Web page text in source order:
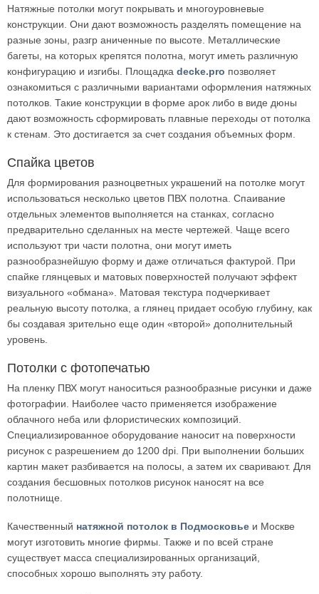
Натяжные потолки могут покрывать и многоуровневые
конструкции. Они дают возможность разделять помещение на
разные зоны, разгр аниченные по высоте. Металлические
багеты, на которых крепятся полотна, могут иметь различную
конфигурацию и изгибы. Площадка decke.pro позволяет
ознакомиться с различными вариантами оформления натяжных
потолков. Такие конструкции в форме арок либо в виде дюны
дают возможность сформировать плавные переходы от потолка
к стенам. Это достигается за счет создания объемных форм.
Спайка цветов
Для формирования разноцветных украшений на потолке могут
использоваться несколько цветов ПВХ полотна. Спаивание
отдельных элементов выполняется на станках, согласно
предварительно сделанных на месте чертежей. Чаще всего
используют три части полотна, они могут иметь
разнообразнейшую форму и даже отличаться фактурой. При
спайке глянцевых и матовых поверхностей получают эффект
визуального «обмана». Матовая текстура подчеркивает
реальную высоту потолка, а глянец придает особую глубину, как
бы создавая зрительно еще один «второй» дополнительный
уровень.
Потолки с фотопечатью
На пленку ПВХ могут наноситься разнообразные рисунки и даже
фотографии. Наиболее часто применяется изображение
облачного неба или флористических композиций.
Специализированное оборудование наносит на поверхности
рисунок с разрешением до 1200 dpi. При выполнении больших
картин макет разбивается на полосы, а затем их сваривают. Для
создания бесшовных потолков рисунок наносят на все
полотнище.
Качественный натяжной потолок в Подмосковье и Москве
могут изготовить многие фирмы. Также и по всей стране
существует масса специализированных организаций,
способных хорошо выполнять эту работу.